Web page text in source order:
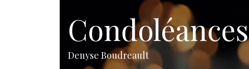
Condoléances
Denyse Boudreault